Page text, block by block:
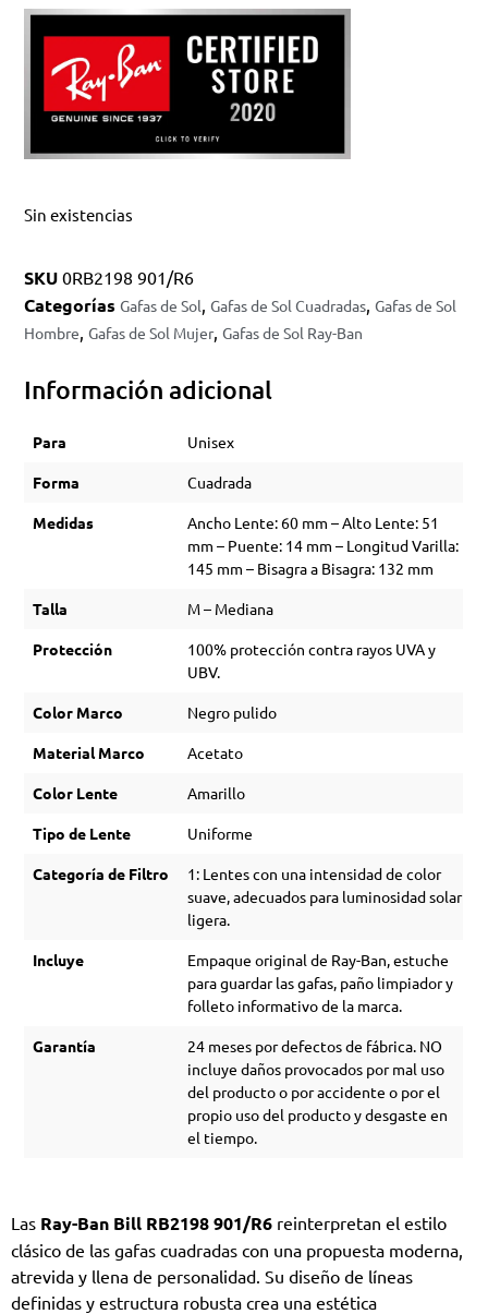
Sin existencias
SKU0RB2198 901/R6
Categorías Gafas de Sol,Gafas de Sol Cuadradas,Gafas de Sol
Hombre,Gafas de Sol Mujer,Gafas de Sol Ray-Ban
Información adicional
Para Unisex
Forma Cuadrada
Medidas
Ancho Lente: 60 mm – Alto Lente: 51
mm – Puente: 14 mm – Longitud Varilla:
145 mm – Bisagra a Bisagra: 132 mm
Talla M – Mediana
Protección
100% protección contra rayos UVA y
UBV.
Color Marco Negro pulido
Material Marco Acetato
Color Lente Amarillo
Tipo de Lente Uniforme
Categoría de Filtro
1: Lentes con una intensidad de color
suave, adecuados para luminosidad solar
ligera.
Incluye
Empaque original de Ray-Ban, estuche
para guardar las gafas, paño limpiador y
folleto informativo de la marca.
Garantía
24 meses por defectos de fábrica. NO
incluye daños provocados por mal uso
del producto o por accidente o por el
propio uso del producto y desgaste en
el tiempo.
Las Ray-Ban Bill RB2198 901/R6 reinterpretan el estilo
clásico de las gafas cuadradas con una propuesta moderna,
atrevida y llena de personalidad. Su diseño de líneas
definidas y estructura robusta crea una estética